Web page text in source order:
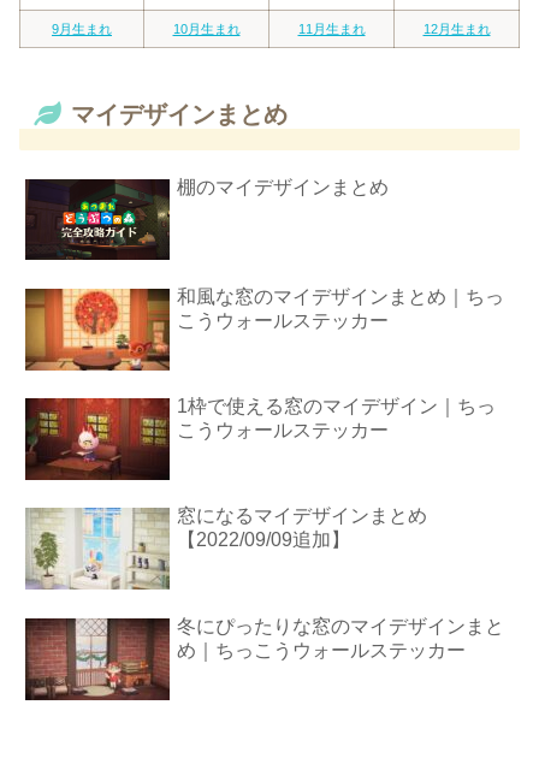
9月生まれ 10月生まれ 11月生まれ 12月生まれ
マイデザインまとめ
棚のマイデザインまとめ
和風な窓のマイデザインまとめ｜ちっ
こうウォールステッカー
1枠で使える窓のマイデザイン｜ちっ
こうウォールステッカー
窓になるマイデザインまとめ
【2022/09/09追加】
冬にぴったりな窓のマイデザインまと
め｜ちっこうウォールステッカー